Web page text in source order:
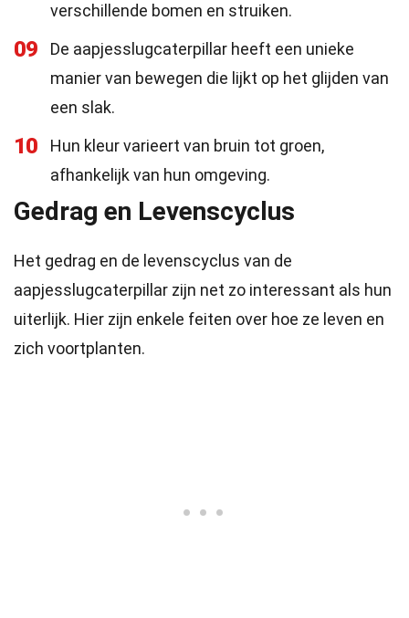
verschillende bomen en struiken.
09
De aapjesslugcaterpillar heeft een unieke
manier van bewegen die lijkt op het glijden van
een slak.
10
Hun kleur varieert van bruin tot groen,
afhankelijk van hun omgeving.
Gedrag en Levenscyclus
Het gedrag en de levenscyclus van de
aapjesslugcaterpillar zijn net zo interessant als hun
uiterlijk. Hier zijn enkele feiten over hoe ze leven en
zich voortplanten.